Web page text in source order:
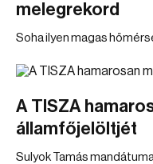
melegrekord
Soha ilyen magas
A TISZA
államfőjelöltjét
Sulyok Tamás